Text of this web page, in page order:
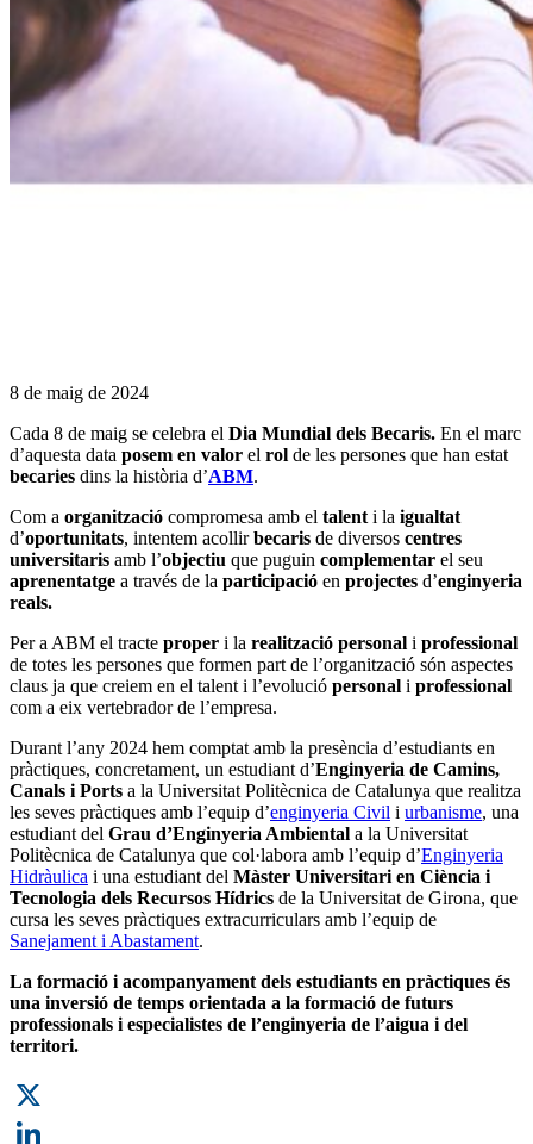
8 de maig de 2024
Cada 8 de maig se celebra el Dia Mundial dels Becaris. En el marc
d’aquesta data posem en valor el rol de les persones que han estat
becaries dins la història d’ABM.
Com a organització compromesa amb el talent i la igualtat
d’oportunitats, intentem acollirbecaris de diversos centres
universitaris amb l’objectiu que puguin complementar el seu
aprenentatge a través de la participació en projectes d’enginyeria
reals.
Per a ABM el tracte proper i la realització personal i professional
de totes les persones que formen part de l’organització són aspectes
claus ja que creiem en el talent i l’evolució personal i professional
com a eix vertebrador de l’empresa.
Durant l’any 2024 hem comptat amb la presència d’estudiants en
pràctiques, concretament, un estudiant d’Enginyeria de Camins,
Canals i Ports a la Universitat Politècnica de Catalunya que realitza
les seves pràctiques amb l’equip d’enginyeria Civil i urbanisme, una
estudiant del Grau d’Enginyeria Ambiental a la Universitat
Politècnica de Catalunya que col·labora amb l’equip d’Enginyeria
Hidràulica i una estudiant del Màster Universitari en Ciència i
Tecnologia dels Recursos Hídrics de la Universitat de Girona, que
cursa les seves pràctiques extracurriculars amb l’equip de
Sanejament i Abastament.
La formació i acompanyament dels estudiants en pràctiques és
una inversió de temps orientada a la formació de futurs
professionals i especialistes de l’enginyeria de l’aigua i del
territori.
X